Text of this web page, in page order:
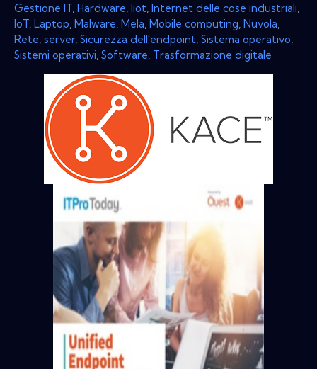
Gestione IT Hardware Iiot Internet delle cose industriali
IoT Laptop Malware Mela Mobile computing Nuvola
Rete server, Sicurezza dell'endpoint Sistema operativo
Sistemi operativi Software Trasformazione digitale